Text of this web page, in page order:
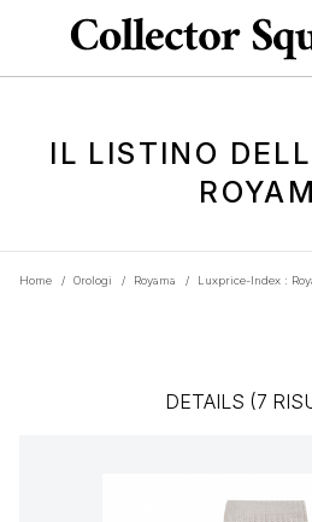
IL LISTINO
Home / Orologi / Royama / Luxprice-Index :
DETAILS (7